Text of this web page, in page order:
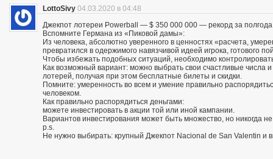
LottoSivy 04.03.2020 в 04:48
Джекпот лотереи Powerball — $ 350 000 000 — рекорд за
Вспомните Германа из «Пиковой дамы»:
Из человека, абсолютно уверенного в ценностях «расчета,
превратился в одержимого навязчивой идеей игрока, готового
Чтобы избежать подобных ситуаций, необходимо
Как возможный вариант: можно выбрать свои счастливые
лотерей, получая при этом бесплатные билеты и скидки.
Помните: умеренность во всем и умение правильно
человеком.
Как правильно распорядиться деньгами:
можете инвестировать в акции той или иной кампании.
Вариантов инвестирования может быть множество, но никогда
p.s.
Не нужно выбирать: крупный Джекпот Nacional de San Valentin и